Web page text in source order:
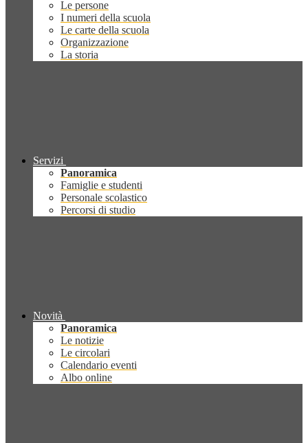
Le persone
I numeri della scuola
Le carte della scuola
Organizzazione
La storia
Servizi
Panoramica
Famiglie e studenti
Personale scolastico
Percorsi di studio
Novità
Panoramica
Le notizie
Le circolari
Calendario eventi
Albo online